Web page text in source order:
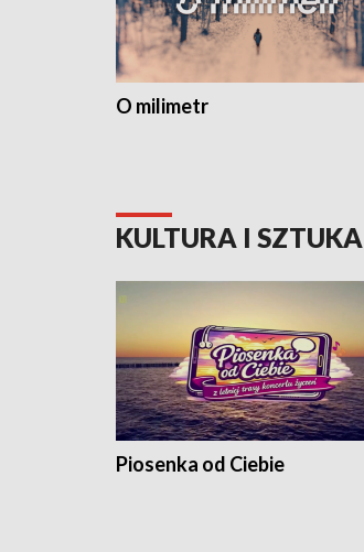
O milimetr
KULTURA I SZTUKA
Piosenka od Ciebie